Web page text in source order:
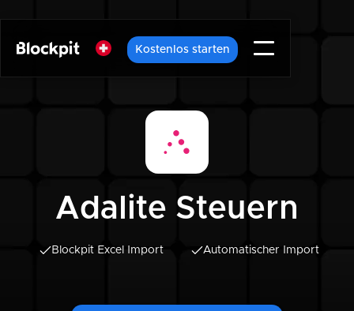
Kostenlos starten
Adalite Steuern
Blockpit Excel Import Automatischer Import